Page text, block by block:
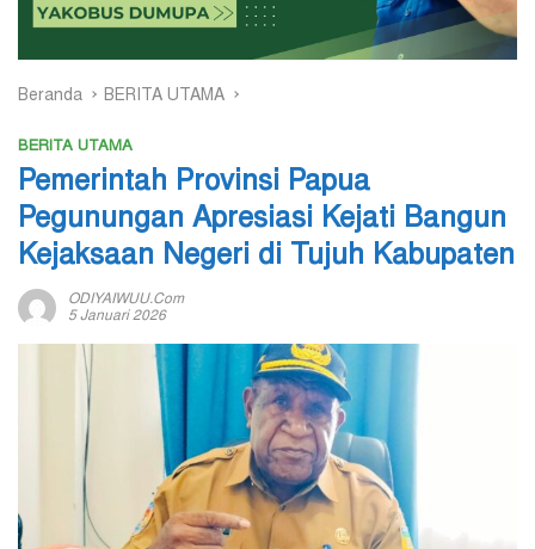
Beranda BERITA UTAMA
BERITA UTAMA
Pemerintah Provinsi Papua
Pegunungan Apresiasi Kejati Bangun
Kejaksaan Negeri di Tujuh Kabupaten
ODIYAIWUU.com
5 Januari 2026